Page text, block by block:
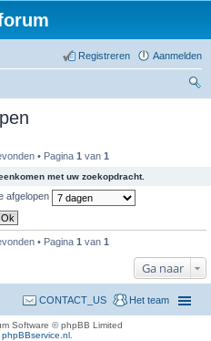
Aanmelden
Registreren
• Pagina 1 van 1
met uw zoekopdracht.
afgelopen
• Pagina 1 van 1
Ga naar
Het team
CONTACT_US
Software © phpBB Limited
phpBBservice.nl.